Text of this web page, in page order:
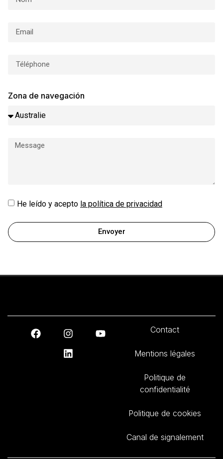
Zona de navegación
He leído y acepto la política de privacidad
Envoyer
Contact
Mentions légales
Politique de
confidentialité
Politique de cookies
Canal de signalement